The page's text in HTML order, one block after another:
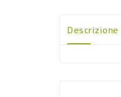
Descrizione